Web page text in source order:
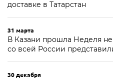
доставке в Татарстан
31 марта
В Казани прошла Неделя
со всей России
30 декабря